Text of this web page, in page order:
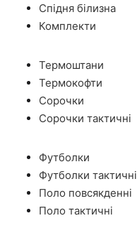
Спідня білизна
Комплекти
Термоштани
Термокофти
Сорочки
Сорочки тактичні
Футболки
Футболки тактичні
Поло повсякденні
Поло тактичні